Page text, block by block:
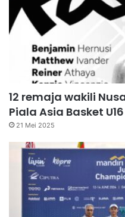
12 remaja wakili
Piala Asia Basket U16
21 Mei 2025